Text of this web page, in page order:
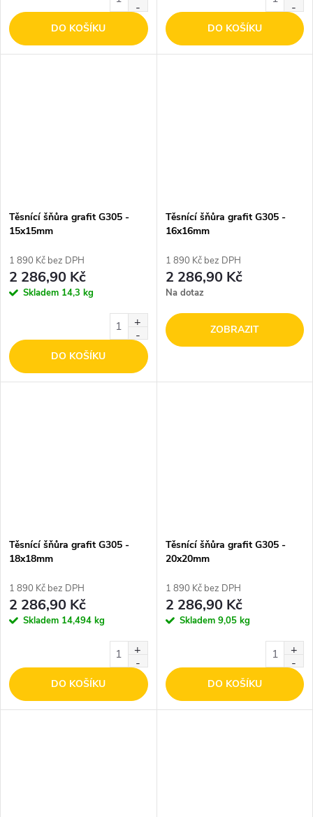
DO KOŠÍKU DO KOŠÍKU
Těsnící šňůra grafit G305 -
15x15mm
1 890 Kč bez DPH
2 286,90 Kč
Skladem 14,3 kg
DO KOŠÍKU
Těsnící šňůra grafit G305 -
16x16mm
1 890 Kč bez DPH
2 286,90 Kč
Na dotaz
ZOBRAZIT
Těsnící šňůra grafit G305 -
18x18mm
1 890 Kč bez DPH
2 286,90 Kč
Skladem 14,494 kg
DO KOŠÍKU
Těsnící šňůra grafit G305 -
20x20mm
1 890 Kč bez DPH
2 286,90 Kč
Skladem 9,05 kg
DO KOŠÍKU